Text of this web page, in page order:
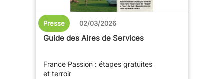
Presse 02/03/2026
Guide des Aires de Services
France Passion : étapes gratuites
et terroir